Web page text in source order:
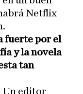
Netflix
fuerte por el
y la novela
tan
Un editor